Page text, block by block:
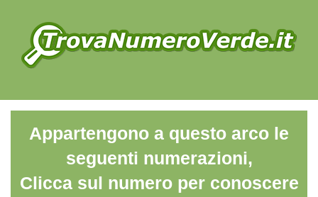
Appartengono a questo arco le
seguenti numerazioni,
Clicca sul numero per conoscere